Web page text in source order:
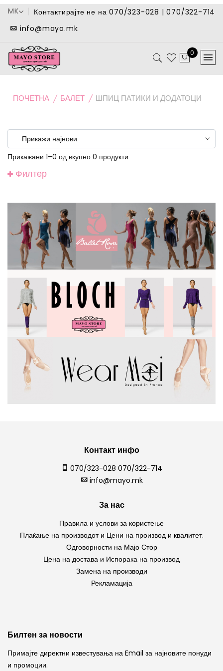
MK
Контактирајте не на 070/323-028 | 070/322-714
info@mayo.mk
0
ПОЧЕТНА БАЛЕТ ШПИЦ ПАТИКИ И ДОДАТОЦИ
Прикажани 1–0 од вкупно 0 продукти
Филтер
Контакт инфо
070/323-028 070/322-714
info@mayo.mk
За нас
Правила и услови за користење
Плаќање на производот и Цени на производ и квалитет.
Одговорности на Мајо Стор
Цена на достава и Испорака на производ
Замена на производи
Рекламација
Билтен за новости
Примајте директни известувања на Email за најновите понуди
и промоции.